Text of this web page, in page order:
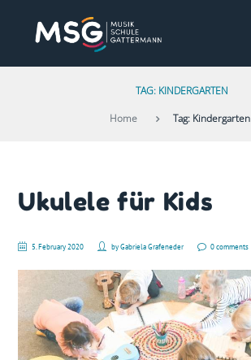
TAG: KINDERGARTEN
Home Tag: Kindergarten
Ukulele für Kids
5. February 2020 byGabriela Grafeneder 0 comments